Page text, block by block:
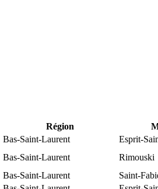
Région
Bas-Saint-Laurent
Esprit-
Bas-Saint-Laurent
Rimouski
Bas-Saint-Laurent
Saint-